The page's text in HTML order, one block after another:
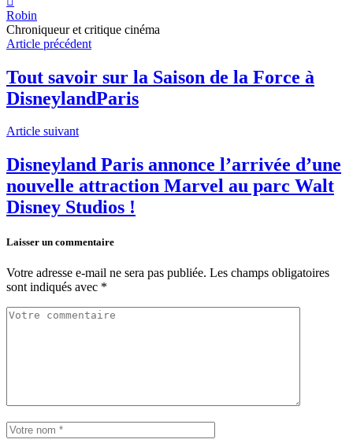
Robin
Chroniqueur et critique cinéma
Article précédent
Tout savoir sur la Saison de la Force à
DisneylandParis
Article suivant
Disneyland Paris annonce l’arrivée d’une
nouvelle attraction Marvel au parc Walt
Disney Studios !
Laisser un commentaire
Votre adresse e-mail ne sera pas publiée. Les champs obligatoires
sont indiqués avec *